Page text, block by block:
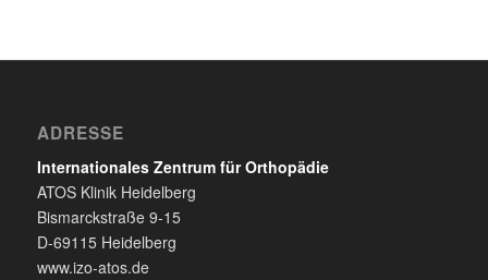
ADRESSE
Internationales Zentrum für Orthopädie
ATOS Klinik Heidelberg
Bismarckstraße 9-15
D-69115 Heidelberg
www.izo-atos.de